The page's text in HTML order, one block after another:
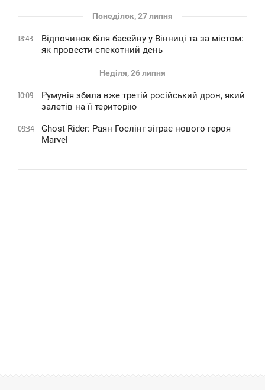
Понеділок, 27 липня
18:43
Відпочинок біля басейну у Вінниці та за містом:
як провести спекотний день
Неділя, 26 липня
10:09
Румунія збила вже третій російський дрон, який
залетів на її територію
09:34
Ghost Rider: Раян Гослінг зіграє нового героя
Marvel